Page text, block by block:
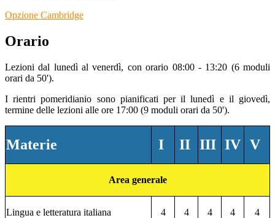
Opzione Cambridge
Orario
Lezioni dal lunedì al venerdì, con orario 08:00 - 13:20 (6 moduli
orari da 50').
I rientri pomeridianio sono pianificati per il lunedì e il giovedì,
termine delle lezioni alle ore 17:00 (9 moduli orari da 50').
Materie I II III IV V
Area generale
Lingua e letteratura italiana 4 4 4 4 4